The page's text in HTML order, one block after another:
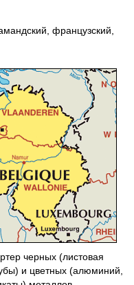
французский,
черных (листовая
и цветных (алюминий,